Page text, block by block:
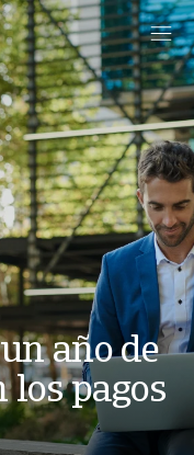
año de
pagos